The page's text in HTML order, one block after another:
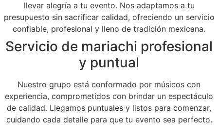
llevar alegría a tu evento. Nos adaptamos a tu
presupuesto sin sacrificar calidad, ofreciendo un servicio
confiable, profesional y lleno de tradición mexicana.
Servicio de mariachi profesional
y puntual
Nuestro grupo está conformado por músicos con
experiencia, comprometidos con brindar un espectáculo
de calidad. Llegamos puntuales y listos para comenzar,
cuidando cada detalle para que tu evento sea perfecto.